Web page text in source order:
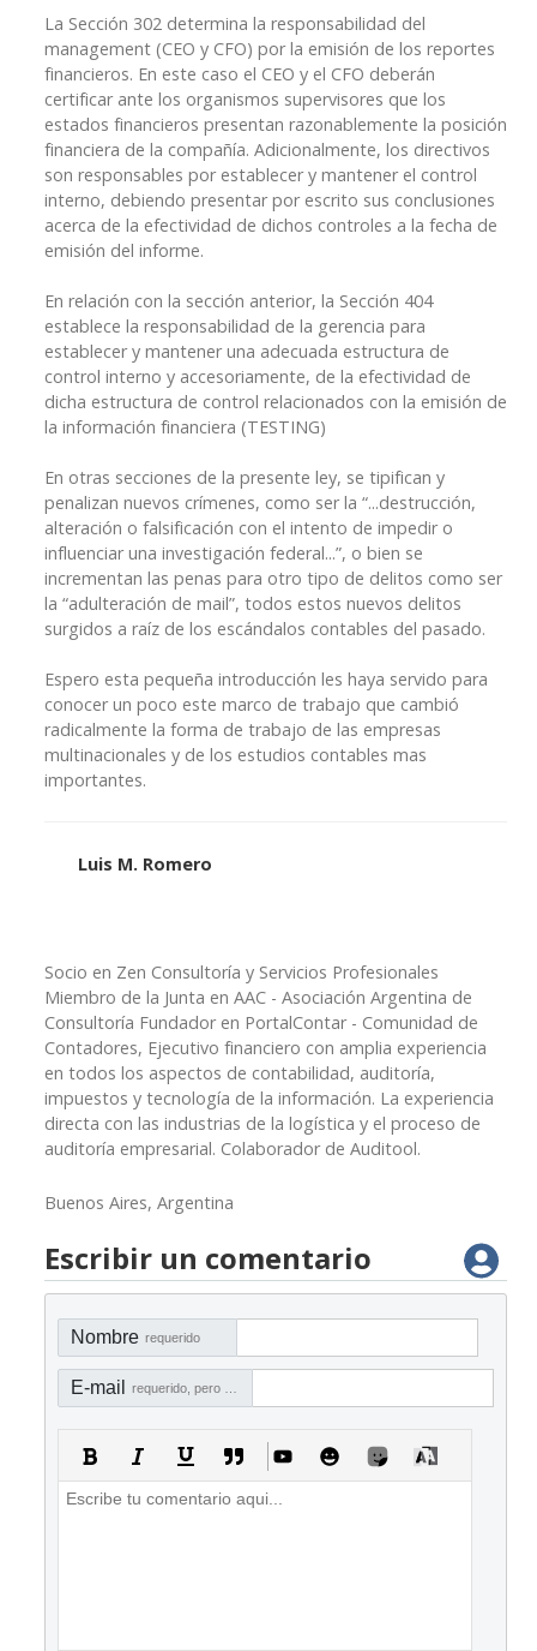
La Sección 302 determina la responsabilidad del
management (CEO y CFO) por la emisión de los reportes
financieros. En este caso el CEO y el CFO deberán
certificar ante los organismos supervisores que los
estados financieros presentan razonablemente la posición
financiera de la compañía. Adicionalmente, los directivos
son responsables por establecer y mantener el control
interno, debiendo presentar por escrito sus conclusiones
acerca de la efectividad de dichos controles a la fecha de
emisión del informe.
En relación con la sección anterior, la Sección 404
establece la responsabilidad de la gerencia para
establecer y mantener una adecuada estructura de
control interno y accesoriamente, de la efectividad de
dicha estructura de control relacionados con la emisión de
la información financiera (TESTING)
En otras secciones de la presente ley, se tipifican y
penalizan nuevos crímenes, como ser la “...destrucción,
alteración o falsificación con el intento de impedir o
influenciar una investigación federal...”, o bien se
incrementan las penas para otro tipo de delitos como ser
la “adulteración de mail”, todos estos nuevos delitos
surgidos a raíz de los escándalos contables del pasado.
Espero esta pequeña introducción les haya servido para
conocer un poco este marco de trabajo que cambió
radicalmente la forma de trabajo de las empresas
multinacionales y de los estudios contables mas
importantes.
Luis M. Romero
Socio en Zen Consultoría y Servicios Profesionales
Miembro de la Junta en AAC - Asociación Argentina de
Consultoría Fundador en PortalContar - Comunidad de
Contadores, Ejecutivo financiero con amplia experiencia
en todos los aspectos de contabilidad, auditoría,
impuestos y tecnología de la información. La experiencia
directa con las industrias de la logística y el proceso de
auditoría empresarial. Colaborador de Auditool.
Buenos Aires, Argentina
Escribir un comentario
Nombre requerido
E-mail